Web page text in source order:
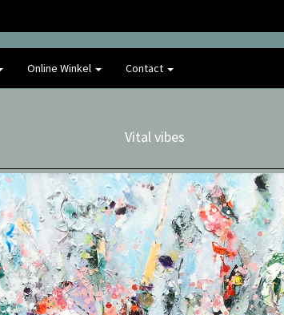
Online Winkel Contact
Vital vibes